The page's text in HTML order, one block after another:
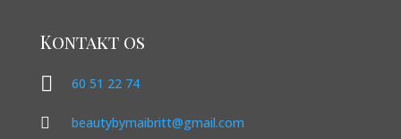
Kontakt os
 60 51 22 74
 beautybymaibritt@gmail.com